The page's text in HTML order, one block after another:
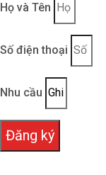
Họ và Tên
Số điện thoại
Nhu cầu
Đăng ký